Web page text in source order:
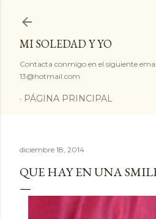
MI SOLEDAD Y YO
Contacta conmigo en el siguiente
13@hotmail.com
PÁGINA PRINCIPAL
diciembre 18, 2014
QUE HAY EN UNA